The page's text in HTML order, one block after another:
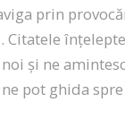
prin
și ne
pot ghida